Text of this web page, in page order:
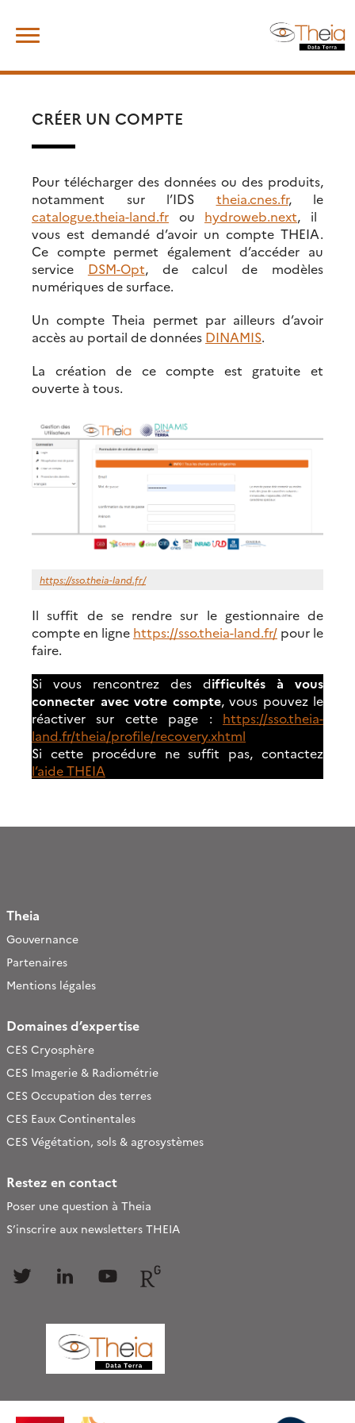
content
CRÉER UN COMPTE
Pour télécharger des données ou des produits,
notamment sur l’IDS theia.cnes.fr, le
catalogue.theia-land.fr ou hydroweb.next, il
vous est demandé d’avoir un compte THEIA.
Ce compte permet également d’accéder au
service DSM-Opt, de calcul de modèles
numériques de surface.
Un compte Theia permet par ailleurs d’avoir
accès au portail de données DINAMIS.
La création de ce compte est gratuite et
ouverte à tous.
https://sso.theia-land.fr/
Il suffit de se rendre sur le gestionnaire de
compte en ligne https://sso.theia-land.fr/ pour le
faire.
Si vous rencontrez des difficultés à vous
connecter avec votre compte, vous pouvez le
réactiver sur cette page : https://sso.theia-
land.fr/theia/profile/recovery.xhtml
Si cette procédure ne suffit pas, contactez
l’aide THEIA
Theia
Gouvernance
Partenaires
Mentions légales
Domaines d’expertise
CES Cryosphère
CES Imagerie & Radiométrie
CES Occupation des terres
CES Eaux Continentales
CES Végétation, sols & agrosystèmes
Restez en contact
Poser une question à Theia
S’inscrire aux newsletters THEIA
Follow Follow